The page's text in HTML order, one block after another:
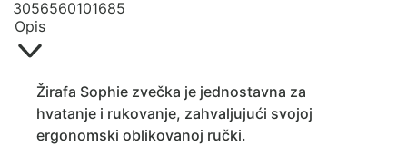
3056560101685
Opis
Žirafa Sophie zvečka je jednostavna za
hvatanje i rukovanje, zahvaljujući svojoj
ergonomski oblikovanoj ručki.